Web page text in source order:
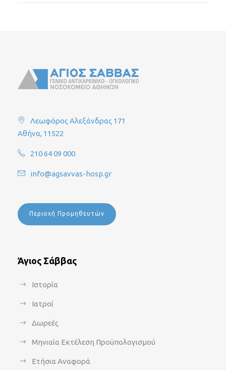
Λεωφόρος Αλεξάνδρας 171
Αθήνα, 11522
210 64 09 000
info@agsavvas-hosp.gr
Περιοχή Προμηθευτών
Άγιος Σάββας
Ιστορία
Ιατροί
Δωρεές
Μηνιαία Εκτέλεση Προϋπολογισμού
Ετήσια Αναφορά